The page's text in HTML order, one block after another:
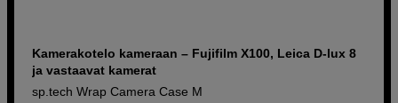
Kamerakotelo kameraan – Fujifilm X100, Leica D-lux 8
ja vastaavat kamerat
sp.tech Wrap Camera Case M